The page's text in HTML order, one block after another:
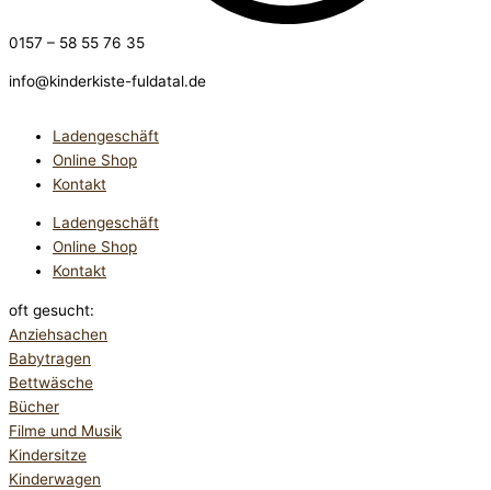
0157 – 58 55 76 35
info@kinderkiste-fuldatal.de
Ladengeschäft
Online Shop
Kontakt
Ladengeschäft
Online Shop
Kontakt
oft gesucht:
Anziehsachen
Babytragen
Bettwäsche
Bücher
Filme und Musik
Kindersitze
Kinderwagen